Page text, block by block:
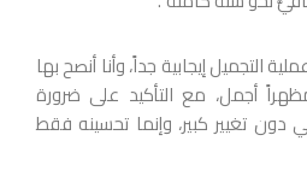
التجميل إيجابية جداً، وأنا أنصح بها
أجمل، مع التأكيد على ضرورة
تغيير كبير، وإنما تحسينه فقط